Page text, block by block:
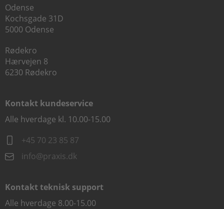
Odense
Kochsgade 31D
5000 Odense
Rødekro
Hærvejen 8
6230 Rødekro
Kontakt kundeservice
Alle hverdage kl. 10.00-15.00
+45 70 23 85 87
info@praxis.dk
Kontakt teknisk support
Alle hverdage 8.00-15.00